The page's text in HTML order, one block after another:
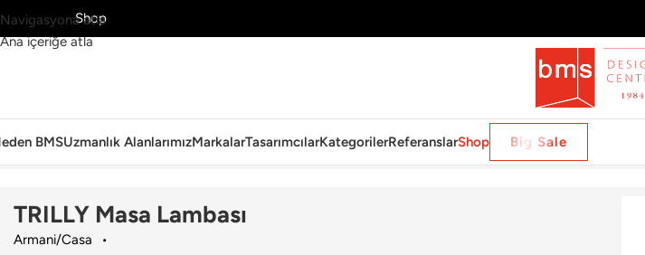
Navigasyona atla
Ana içeriğe atla
KeşfetShop
BMSUzmanlık AlanlarımızMarkalarTasarımcılarKategorilerReferanslarShop Big Sale
Ana Sayfa›Aydınlatma›Masa Lambası›Armani/Casa›TRILLY Masa Lambası
TRILLY Masa Lambası
Armani/Casa